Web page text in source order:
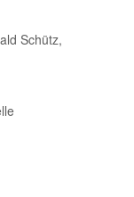
Schütz,